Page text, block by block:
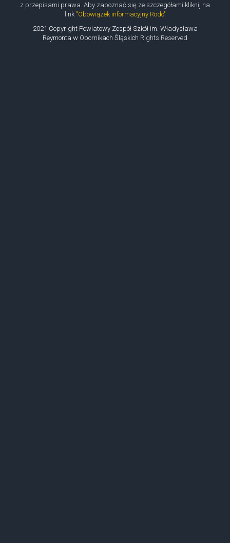
z przepisami prawa. Aby zapoznać się ze szczegółami kliknij na
link "Obowiązek informacyjny Rodo"
2021 Copyright Powiatowy Zespół Szkół im. Władysława
Reymonta w Obornikach Śląskich Rights Reserved